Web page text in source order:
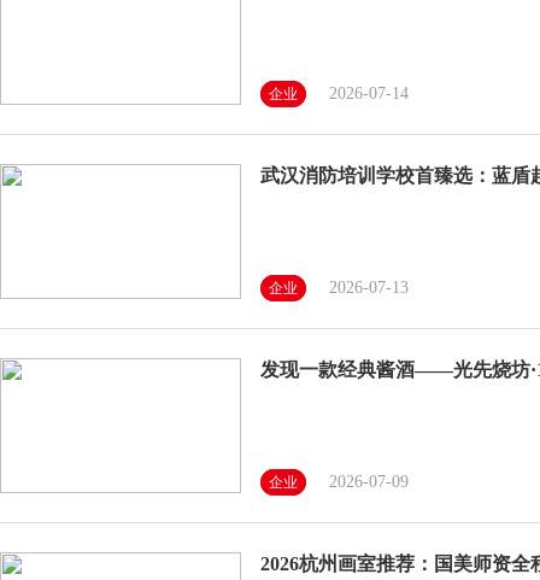
企业 2026-07-14
武汉消防培训学校首臻选：蓝盾
企业 2026-07-13
发现一款经典酱酒——光先烧坊
企业 2026-07-09
2026杭州画室推荐：国美师资